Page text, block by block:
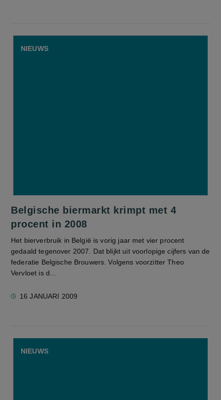
Belgische biermarkt krimpt met 4
procent in 2008
Het bierverbruik in België is vorig jaar met vier procent
gedaald tegenover 2007. Dat blijkt uit voorlopige cijfers van de
federatie Belgische Brouwers. Volgens voorzitter Theo
Vervloet is d...
16 JANUARI 2009
NIEUWS
NIEUWS